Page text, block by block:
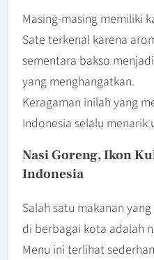
Masing-masing memiliki
Sate terkenal karena
sementara bakso
yang menghangatkan.
Keragaman inilah yang
Indonesia selalu menarik
Nasi Goreng, Ikon
Indonesia
Salah satu makanan
di berbagai kota adalah
Menu ini terlihat